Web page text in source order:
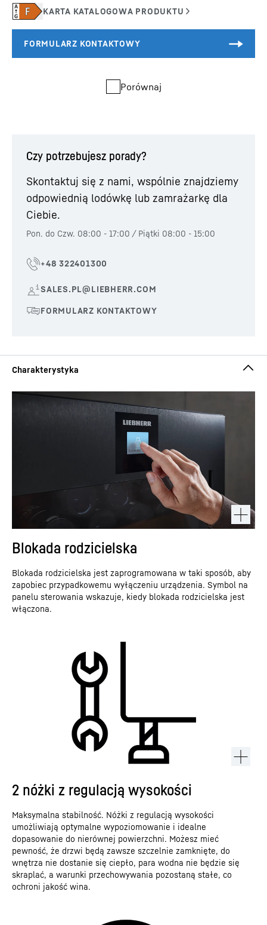
Porównaj
Czy potrzebujesz porady?
Skontaktuj się z nami, wspólnie znajdziemy
odpowiednią lodówkę lub zamrażarkę dla
Ciebie.
Pon. do Czw. 08:00 - 17:00 / Piątki 08:00 - 15:00
Blokada rodzicielska
Blokada rodzicielska jest zaprogramowana w taki sposób, aby
zapobiec przypadkowemu wyłączeniu urządzenia. Symbol na
panelu sterowania wskazuje, kiedy blokada rodzicielska jest
włączona.
2 nóżki z regulacją wysokości
Maksymalna stabilność. Nóżki z regulacją wysokości
umożliwiają optymalne wypoziomowanie i idealne
dopasowanie do nierównej powierzchni. Możesz mieć
pewność, że drzwi będą zawsze szczelnie zamknięte, do
wnętrza nie dostanie się ciepło, para wodna nie będzie się
skraplać, a warunki przechowywania pozostaną stałe, co
ochroni jakość wina.